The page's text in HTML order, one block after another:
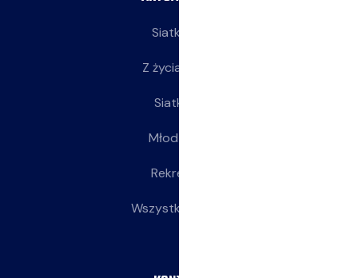
Siatkarze
Z życia klubu
Siatkarki
Młodziczki
Rekreacja
Wszystkie wpisy